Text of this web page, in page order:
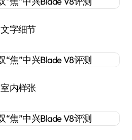
文字细节
室内样张